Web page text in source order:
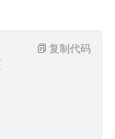
复制代码